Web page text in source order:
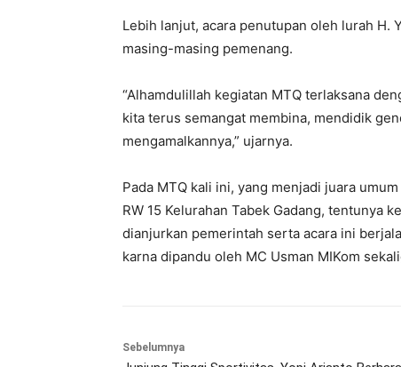
Lebih lanjut, acara penutupan oleh lurah H.
masing-masing pemenang.
“Alhamdulillah kegiatan MTQ terlaksana
kita terus semangat membina, mendidik
mengamalkannya,” ujarnya.
Pada MTQ kali ini, yang menjadi juara
RW 15 Kelurahan Tabek Gadang, tentunya
dianjurkan pemerintah serta acara ini
karna dipandu oleh MC Usman MIKom
Sebelumnya